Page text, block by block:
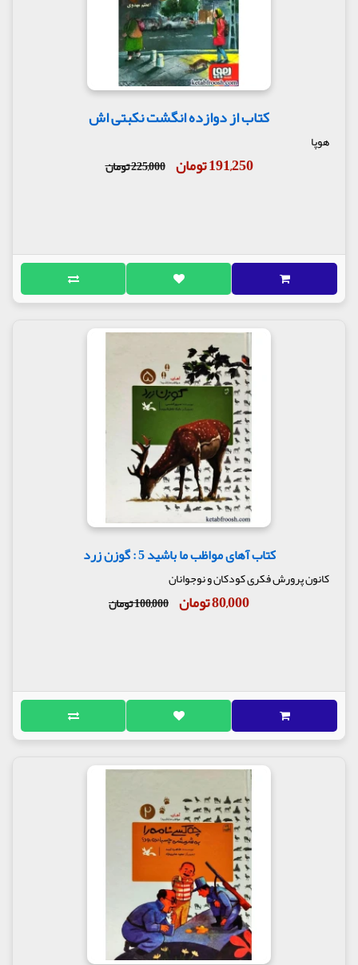
کتاب از دوازده انگشت نکبتی اش
هوپا
191,250 تومان 225,000 تومان
کتاب آهای مواظب ما باشید 5 : گوزن زرد
کانون پرورش فکری کودکان و نوجوانان
80,000 تومان 100,000 تومان